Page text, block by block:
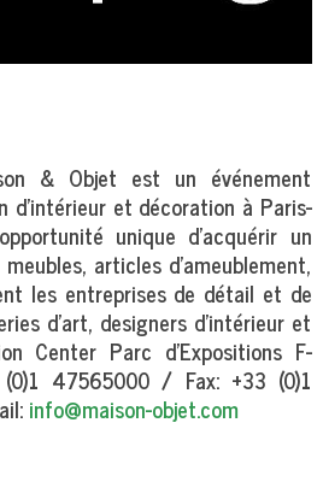
& Objet est un événement
d'intérieur et décoration à Paris-
unique d'acquérir un
articles d'ameublement,
les entreprises de détail et de
d'art, designers d'intérieur et
Center Parc d'Expositions F-
47565000 / Fax: +33 (0)1
info@maison-objet.com